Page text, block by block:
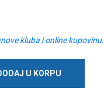
kluba i online kupovinu.
U KORPU